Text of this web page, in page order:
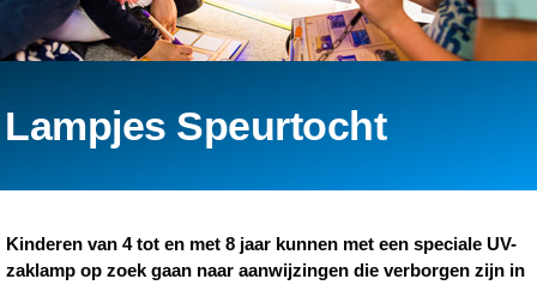
Lampjes Speurtocht
Kinderen van 4 tot en met 8 jaar kunnen met een speciale UV-
zaklamp op zoek gaan naar aanwijzingen die verborgen zijn in